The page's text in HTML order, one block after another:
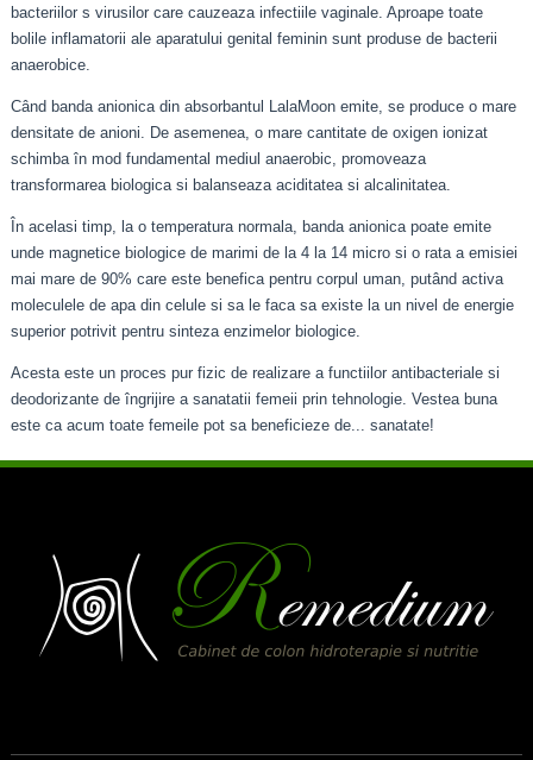
bacteriilor s virusilor care cauzeaza infectiile vaginale. Aproape toate
bolile inflamatorii ale aparatului genital feminin sunt produse de bacterii
anaerobice.
Când banda anionica din absorbantul LalaMoon emite, se produce o mare
densitate de anioni. De asemenea, o mare cantitate de oxigen ionizat
schimba în mod fundamental mediul anaerobic, promoveaza
transformarea biologica si balanseaza aciditatea si alcalinitatea.
În acelasi timp, la o temperatura normala, banda anionica poate emite
unde magnetice biologice de marimi de la 4 la 14 micro si o rata a emisiei
mai mare de 90% care este benefica pentru corpul uman, putând activa
moleculele de apa din celule si sa le faca sa existe la un nivel de energie
superior potrivit pentru sinteza enzimelor biologice.
Acesta este un proces pur fizic de realizare a functiilor antibacteriale si
deodorizante de îngrijire a sanatatii femeii prin tehnologie. Vestea buna
este ca acum toate femeile pot sa beneficieze de... sanatate!